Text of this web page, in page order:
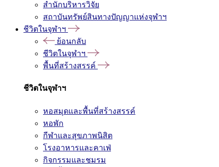
สำนักบริหารวิจัย
สถาบันทรัพย์สินทางปัญญาแห่งจุฬาฯ
ชีวิตในจุฬาฯ
ย้อนกลับ
ชีวิตในจุฬาฯ
พื้นที่สร้างสรรค์
ชีวิตในจุฬาฯ
หอสมุดและพื้นที่สร้างสรรค์
หอพัก
กีฬาและสุขภาพนิสิต
โรงอาหารและคาเฟ่
กิจกรรมและชมรม